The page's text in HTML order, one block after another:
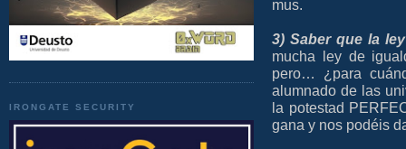
IRONGATE SECURITY
mus.
3) Saber que la
mucha ley de
pero… ¿para
alumnado de las
la potestad
gana y nos podéis